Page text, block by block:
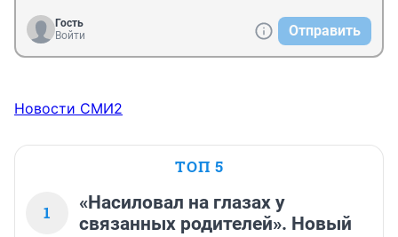
Гость
Войти
Отправить
Новости СМИ2
ТОП 5
1
«Насиловал на глазах у
связанных родителей». Новый